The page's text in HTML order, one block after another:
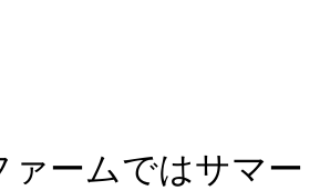
ァームではサマー